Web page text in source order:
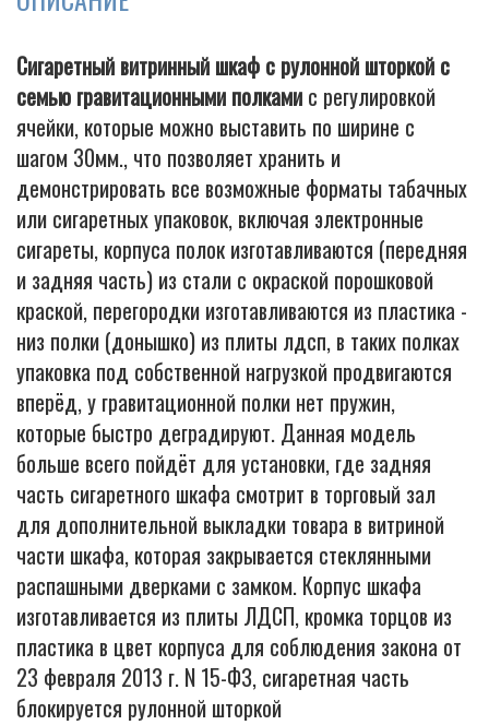
Сигаретный витринный шкаф с рулонной шторкой с
семью гравитационными полками с регулировкой
ячейки, которые можно выставить по ширине с
шагом 30мм., что позволяет хранить и
демонстрировать все возможные форматы табачных
или сигаретных упаковок, включая электронные
сигареты, корпуса полок изготавливаются (передняя
и задняя часть) из стали с окраской порошковой
краской, перегородки изготавливаются из пластика -
низ полки (донышко) из плиты лдсп, в таких полках
упаковка под собственной нагрузкой продвигаются
вперёд, у гравитационной полки нет пружин,
которые быстро деградируют. Данная модель
больше всего пойдёт для установки, где задняя
часть сигаретного шкафа смотрит в торговый зал
для дополнительной выкладки товара в витриной
части шкафа, которая закрывается стеклянными
распашными дверками с замком. Корпус шкафа
изготавливается из плиты ЛДСП, кромка торцов из
пластика в цвет корпуса для соблюдения закона от
23 февраля 2013 г. N 15-ФЗ, сигаретная часть
блокируется рулонной шторкой